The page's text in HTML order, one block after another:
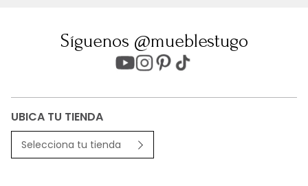
Síguenos @mueblestugo
UBICA TU TIENDA
Selecciona tu tienda